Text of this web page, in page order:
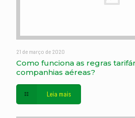
21 de março de 2020
Como funciona as regras
companhias aéreas?
Leia mais